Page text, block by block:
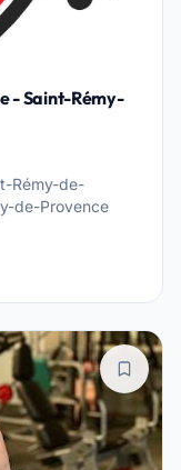
- Saint-Rémy-
Rémy-de-
de-Provence